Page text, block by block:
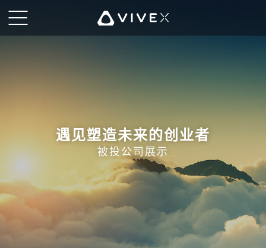
VIVE
X
|
新
公
司
遇见塑造未来的创业者
被投公司展示